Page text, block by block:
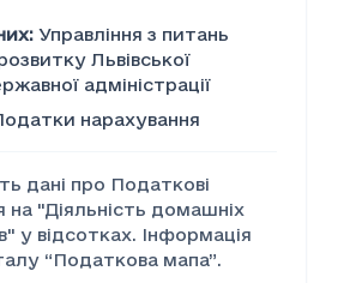
: Управління з питань
Львівської
адміністрації
нарахування
дані про Податкові
на "Дiяльнiсть домашнiх
у відсотках. Інформація
“Податкова мапа”.